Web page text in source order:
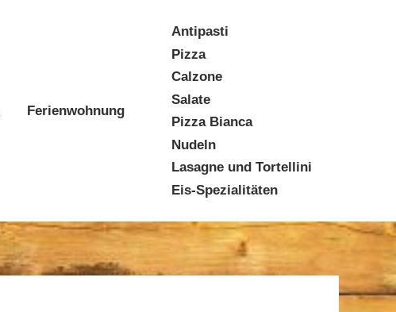
Ferienwohnung
Antipasti
Pizza
Calzone
Salate
Pizza Bianca
Nudeln
Lasagne und Tortellini
Eis-Spezialitäten